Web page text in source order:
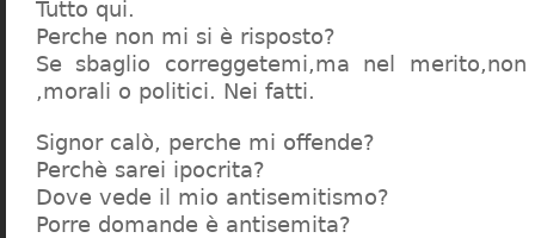
Tutto qui.
Perche non mi si è risposto?
Se sbaglio correggetemi,ma nel
,morali o politici. Nei fatti.
Signor calò, perche mi offende?
Perchè sarei ipocrita?
Dove vede il mio antisemitismo?
Porre domande è antisemita?